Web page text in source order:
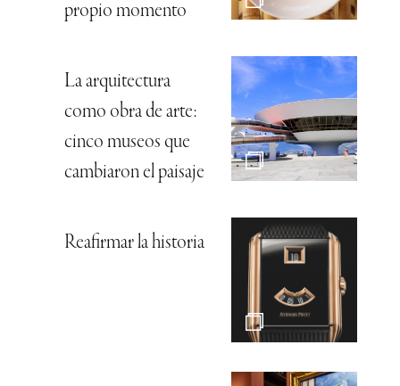
propio momento
La arquitectura
como obra de arte:
cinco museos que
cambiaron el paisaje
Reafirmar la historia